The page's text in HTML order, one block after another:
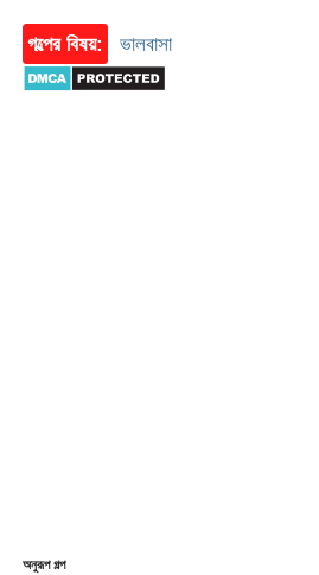
গল্পের বিষয়: ভালবাসা
অনুরূপ গল্প